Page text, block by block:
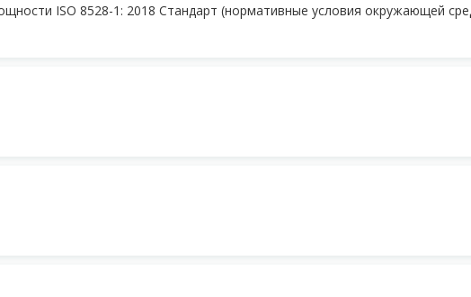
ISO 8528-1: 2018 Стандарт (нормативные условия окружающей